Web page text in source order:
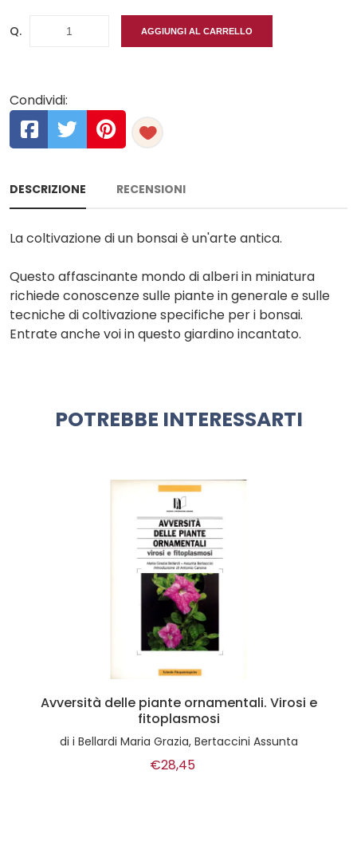
Q. AGGIUNGI AL CARRELLO
Condividi:
DESCRIZIONE RECENSIONI
La coltivazione di un bonsai è un'arte antica.
Questo affascinante mondo di alberi in miniatura
richiede conoscenze sulle piante in generale e sulle
tecniche di coltivazione specifiche per i bonsai.
Entrate anche voi in questo giardino incantato.
POTREBBE INTERESSARTI
Avversità delle piante ornamentali. Virosi e
fitoplasmosi
di i Bellardi Maria Grazia, Bertaccini Assunta
€28,45